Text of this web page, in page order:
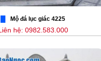
Mộ đá lục giác 4225
hệ: 0982.583.000